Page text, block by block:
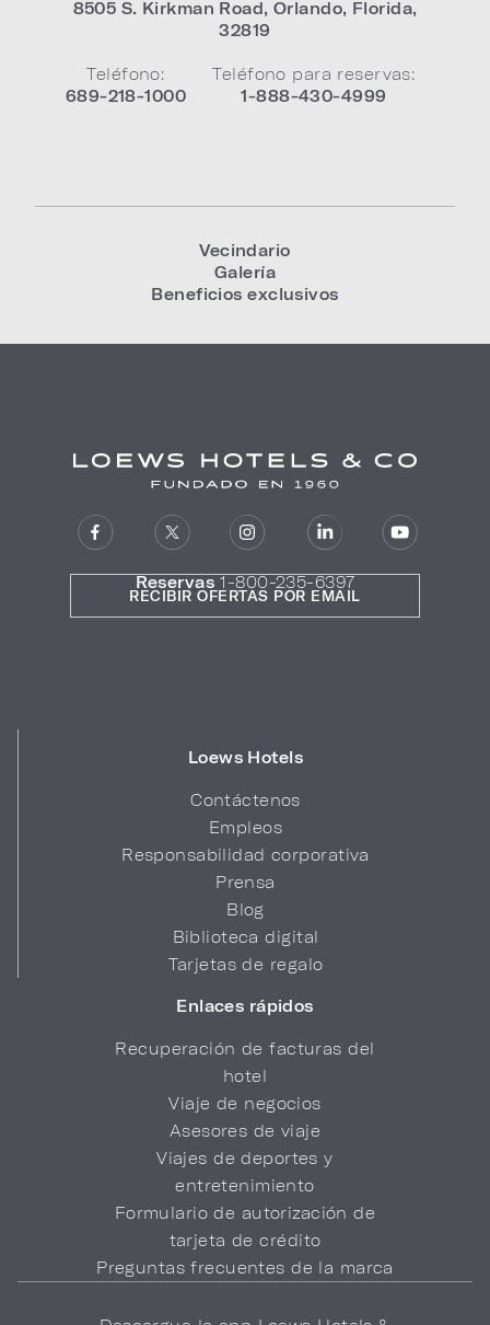
8505 S. Kirkman Road,Orlando, Florida,
32819
Teléfono:
689-218-1000
Teléfono para reservas:
1-888-430-4999
Vecindario
Galería
Beneficios exclusivos
Reservas 1-800-235-6397
Loews Hotels
Contáctenos
Empleos
Responsabilidad corporativa
Prensa
Blog
Biblioteca digital
Tarjetas de regalo
Enlaces rápidos
Recuperación de facturas del
hotel
Viaje de negocios
Asesores de viaje
Viajes de deportes y
entretenimiento
Formulario de autorización de
tarjeta de crédito
Preguntas frecuentes de la marca
RECIBIR OFERTAS POR EMAIL